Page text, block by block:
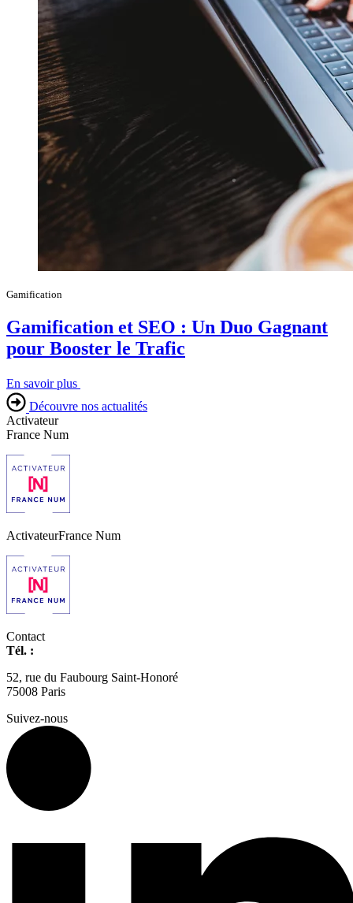
Gamification
Gamification et SEO : Un Duo Gagnant
pour Booster le Trafic
En savoir plus
Découvre nos actualités
Activateur
France Num
ActivateurFrance Num
Contact
Tél. :
52, rue du Faubourg Saint-Honoré
75008 Paris
Suivez-nous